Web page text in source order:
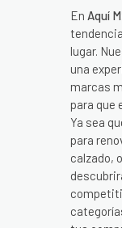
En Aquí
lugar.
una
marcas
para que
Ya sea
para
calzado,